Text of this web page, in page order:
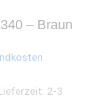
– Braun
2-3